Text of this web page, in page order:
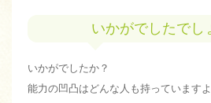
いかがでしたでし
いかがでしたか？
能力の凹凸はどんな人も持っていますよ